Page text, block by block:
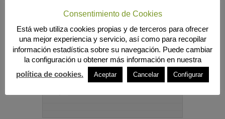
9:00 pm
10:00 pm
Consentimiento de Cookies
Está web utiliza cookies propias y de terceros para ofrecer
una mejor experiencia y servicio, así como para recopilar
información estadística sobre su navegación. Puede cambiar
la configuración u obtener más información en nuestra
política de cookies.
Aceptar Cancelar Configurar